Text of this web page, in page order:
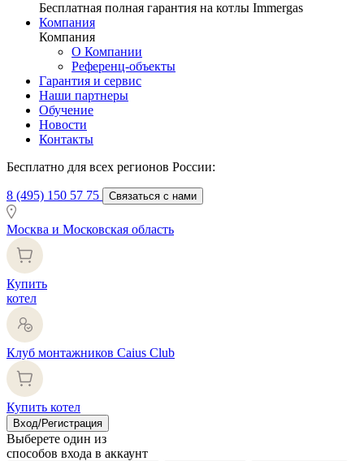
Бесплатная полная гарантия на котлы Immergas
Компания
Компания
О Компании
Референц-объекты
Гарантия и сервис
Наши партнеры
Обучение
Новости
Контакты
Бесплатно для всех регионов России:
8 (495) 150 57 75 Связаться с нами
Москва и Московская область
Купить
котел
Клуб монтажников Caius Club
Купить котел
Вход/Регистрация
Выберете один из
способов входа в аккаунт